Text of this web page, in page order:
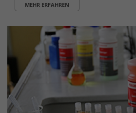
MEHR ERFAHREN